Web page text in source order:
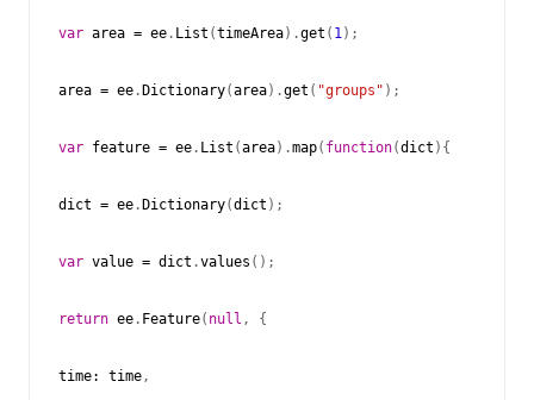
var area = ee . List (timeArea).get ( 1 );
area = ee .Dictionary(area).get ( "groups" );
var feature = ee . List (area).map( function(dict ){
dict = ee .Dictionary(dict );
var value = dict .values ();
return ee . Feature( null , {
time: time ,